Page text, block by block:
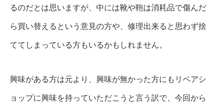
るのだとは思いますが、中には靴や鞄は消耗品で傷んだ
ら買い替えるという意見の方や、修理出来ると思わず捨
ててしまっている方もいるかもしれません。
興味がある方は元より、興味が無かった方にもリペアシ
ョップに興味を持っていただこうと言う訳で、今回から